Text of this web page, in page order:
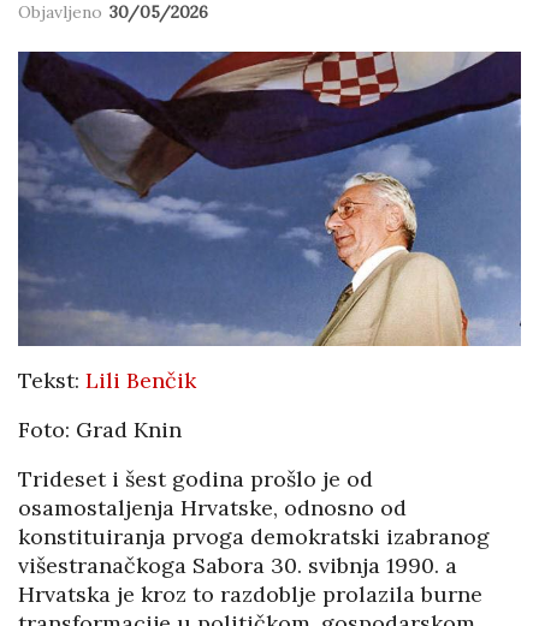
Objavljeno 30/05/2026
Tekst: Lili Benčik
Foto: Grad Knin
Trideset i šest godina prošlo je od
osamostaljenja Hrvatske, odnosno od
konstituiranja prvoga demokratski izabranog
višestranačkoga Sabora 30. svibnja 1990. a
Hrvatska je kroz to razdoblje prolazila burne